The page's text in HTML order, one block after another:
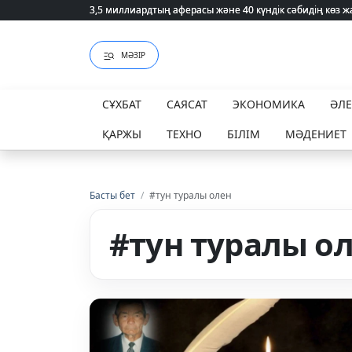
3,5 миллиардтың аферасы және 40 күндік сәбидің
3,5 миллиардтың аферасы және 40 күндік сәбидің
МӘЗІР
СҰХБАТ САЯСАТ ЭКОНОМИКА
ҚАРЖЫ
ТЕХНО БІЛІМ МӘДЕНИЕТ
Басты бет / #тун туралы олен
#тун туралы